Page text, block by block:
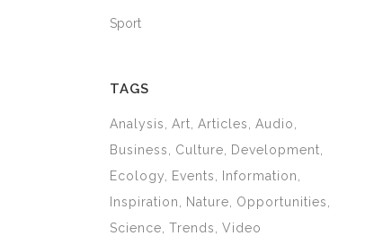
Sport
TAGS
Analysis Art Articles
Audio
Business
Culture
Development
Ecology
Events
Information
Inspiration
Nature
Opportunities
Science Trends Video